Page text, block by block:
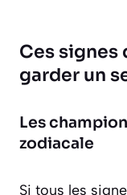
Ces signes
garder un
Les
zodiacale
Si tous les